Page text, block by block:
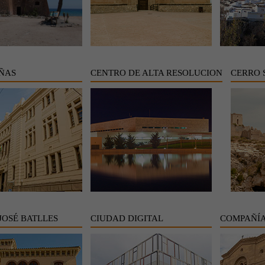
CENTRO DE ALTA RESOLUCION CERRO
BATLLES CIUDAD DIGITAL